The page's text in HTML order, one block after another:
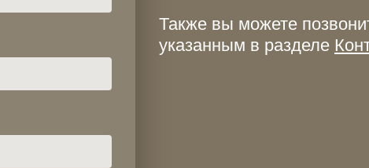
Также вы можете
указанным в разделе